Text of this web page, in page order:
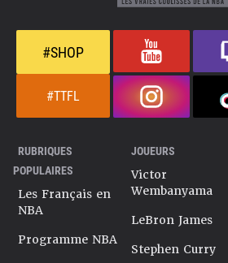
#SHOP
#TTFL
RUBRIQUES
POPULAIRES
Les Français en
NBA
Programme NBA
JOUEURS
Victor
Wembanyama
LeBron James
Stephen Curry